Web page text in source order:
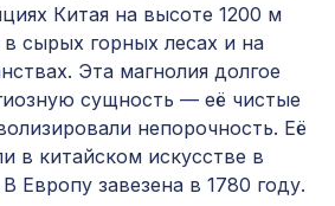
обои Cosca Дели, 0,91 x
802 ₽
панель
2790х1020мм, ХДФ, клён
5107 ₽
радиатора, МОДЕРН,
перфорация
882 ₽
Китая на высоте 1200 м
сырых горных лесах и на
Эта магнолия долгое
сущность — её чистые
непорочность. Её
в китайском искусстве в
Европу завезена в 1780 году.